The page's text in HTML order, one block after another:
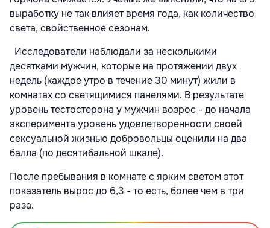
выработку не так влияет время года, как количество
света, свойственное сезонам.
Исследователи наблюдали за несколькими
десятками мужчин, которые на протяжении двух
недель (каждое утро в течение 30 минут) жили в
комнатах со светящимися панелями. В результате
уровень тестостерона у мужчин возрос - до начала
эксперимента уровень удовлетворенности своей
сексуальной жизнью добровольцы оценили на два
балла (по десятибальной шкале).
После пребывания в комнате с ярким светом этот
показатель вырос до 6,3 - то есть, более чем в три
раза.